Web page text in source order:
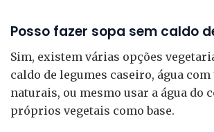
Posso fazer sopa sem caldo
Sim, existem várias opções
caldo de legumes caseiro, água
naturais, ou mesmo usar a água do
próprios vegetais como base.